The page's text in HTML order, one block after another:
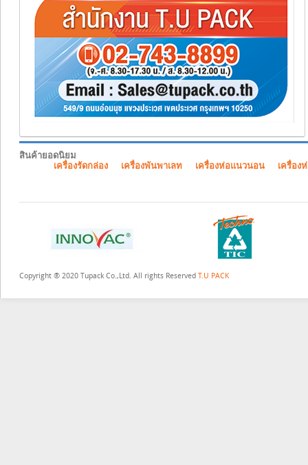
สินค้ายอดนิยม
เครื่องรัดกล่อง
เครื่องพันพาเลท เครื่องห่อแนวนอน เครื่อง
Copyright ® 2020 Tupack Co.,Ltd. All rights Reserved T.U PACK